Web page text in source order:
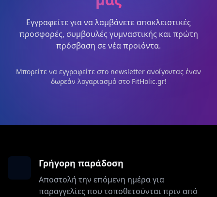
Εγγραφείτε για να λαμβάνετε αποκλειστικές
προσφορές, συμβουλές γυμναστικής και πρώτη
πρόσβαση σε νέα προϊόντα.
Μπορείτε να εγγραφείτε στο newsletter ανοίγοντας έναν
δωρεάν λογαριασμό στο FitHolic.gr!
Γρήγορη παράδοση
Αποστολή την επόμενη ημέρα για
παραγγελίες που τοποθετούνται πριν από